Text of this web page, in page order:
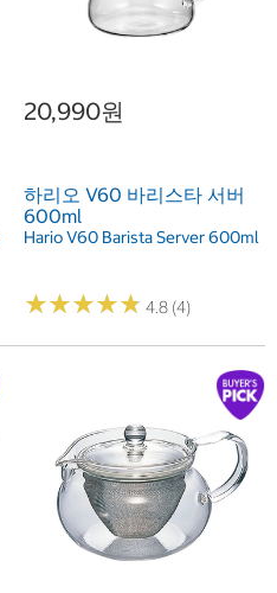
20,990원
하리오 V60 바리스타 서버
600ml
Hario V60 Barista Server 600ml
★★★★★
★★★★★ 4.8 (4)